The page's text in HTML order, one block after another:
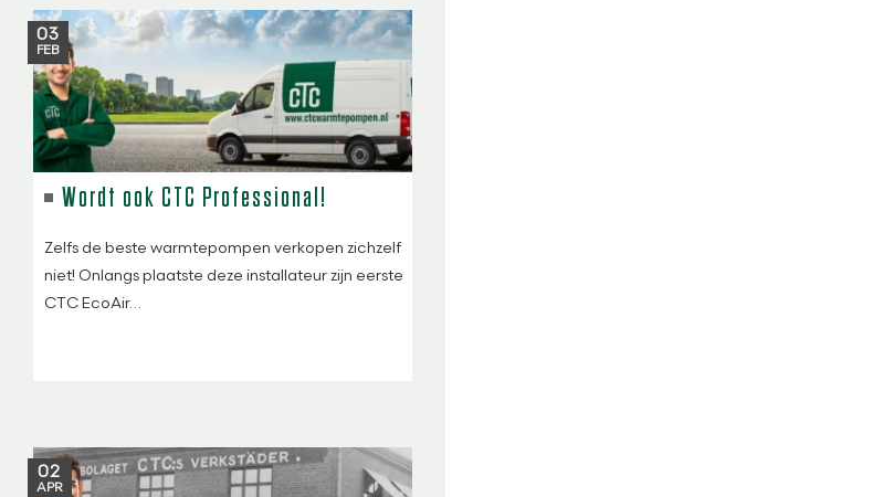
03
FEB
Wordt ook CTC Professional!
Zelfs de beste warmtepompen verkopen zichzelf
niet! Onlangs plaatste deze installateur zijn eerste
CTC EcoAir…
02
APR